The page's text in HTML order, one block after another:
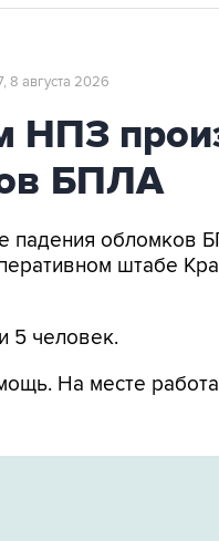
8 августа 2026
НПЗ
БПЛА
падения
штабе
5 человек.
На месте